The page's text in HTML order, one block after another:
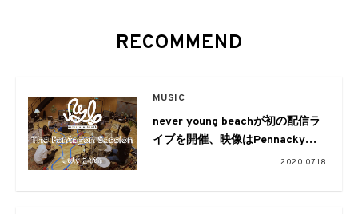
RECOMMEND
MUSIC
never young beachが初の配信ラ
イブを開催、映像はPennackyを
2020.07.18